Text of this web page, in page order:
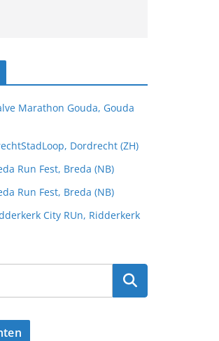
Marathon Gouda, Gouda
Dordrecht (ZH)
Run Fest, Breda (NB)
Run Fest, Breda (NB)
City RUn, Ridderkerk